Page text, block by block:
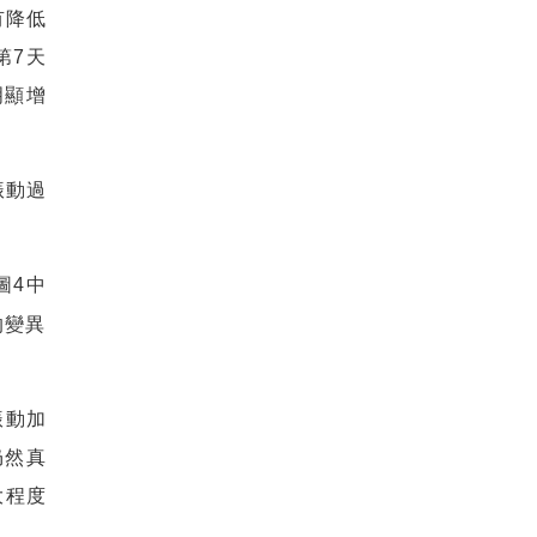
降低
7 天
顯增
過
4中
異
動加
然真
程度